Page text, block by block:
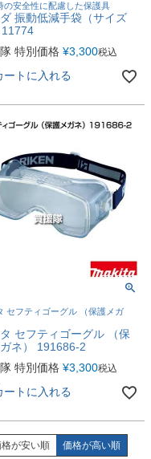
の安全性に配慮した保護具
振動低減手袋（サイズ
特別価格 ¥3,300税込
ートに入れる
セフティゴーグル （保護メガ
セフティゴーグル （保
ネ） 191686-2
特別価格 ¥3,300税込
ートに入れる
が安い順 価格が高い順